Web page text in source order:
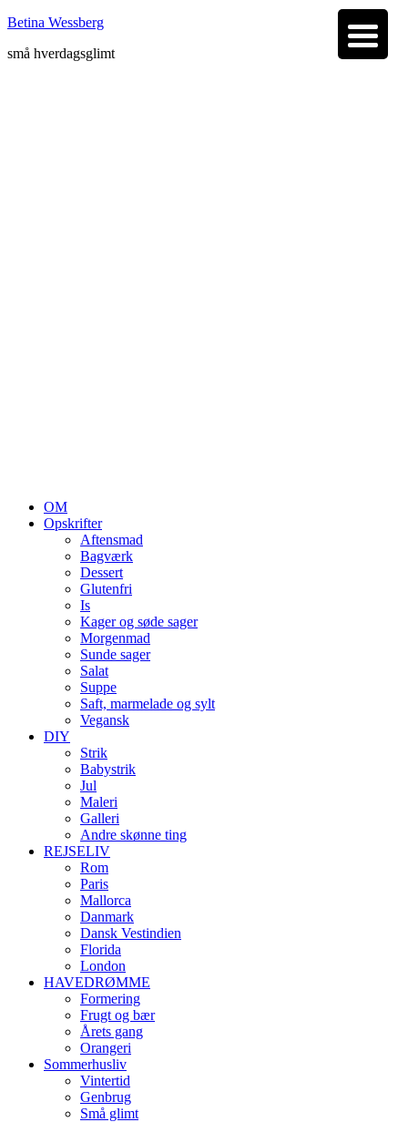
Betina Wessberg
små hverdagsglimt
OM
Opskrifter
Aftensmad
Bagværk
Dessert
Glutenfri
Is
Kager og søde sager
Morgenmad
Sunde sager
Salat
Suppe
Saft, marmelade og sylt
Vegansk
DIY
Strik
Babystrik
Jul
Maleri
Galleri
Andre skønne ting
REJSELIV
Rom
Paris
Mallorca
Danmark
Dansk Vestindien
Florida
London
HAVEDRØMME
Formering
Frugt og bær
Årets gang
Orangeri
Sommerhusliv
Vintertid
Genbrug
Små glimt